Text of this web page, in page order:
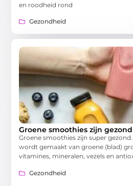
en roodheid rond
Gezondheid
Groene smoothies zijn gezond
Groene smoothies zijn super
wordt gemaakt van groene (blad)
vitamines, mineralen, vezels en
Gezondheid